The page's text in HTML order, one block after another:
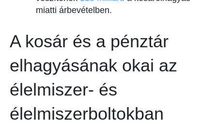
miatti árbevételben.
A kosár és a pénztár
elhagyásának okai az
élelmiszer- és
élelmiszerboltokban